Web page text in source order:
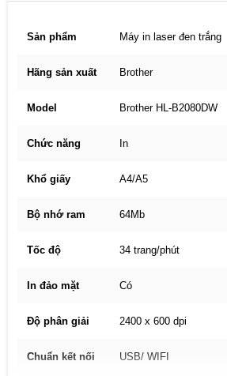
Sản phẩm Máy in laser đen trắng
Hãng sản xuất Brother
Model Brother HL-B2080DW
Chức năng In
Khổ giấy A4/A5
Bộ nhớ ram 64Mb
Tốc độ 34 trang/phút
In đảo mặt Có
Độ phân giải 2400 x 600 dpi
Chuẩn kết nối USB/ WIFI